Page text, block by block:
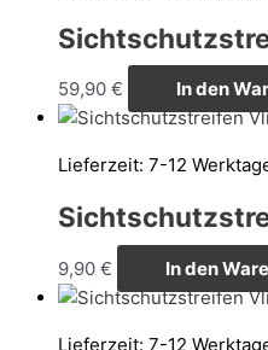
59,90 € In den
Lieferzeit: 7-12
9,90 € In den
Lieferzeit: 7-12